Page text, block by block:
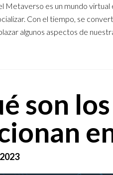
Metaverso es un mundo
Con el tiempo, se
algunos aspectos de
son